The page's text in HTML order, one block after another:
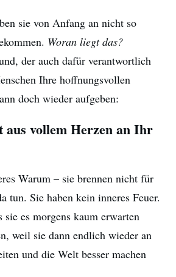
sie von Anfang an nicht so
Woran liegt das?
der auch dafür verantwortlich
Ihre hoffnungsvollen
doch wieder aufgeben:
aus vollem Herzen an Ihr
Warum – sie brennen nicht für
tun. Sie haben kein inneres Feuer.
sie es morgens kaum erwarten
weil sie dann endlich wieder an
und die Welt besser machen